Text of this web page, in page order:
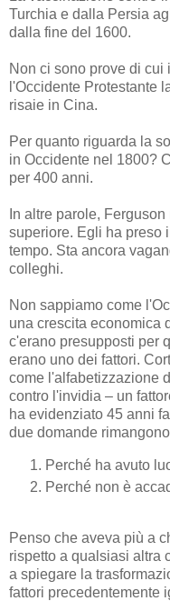
Turchia e dalla Persia
dalla fine del 1600.
Non ci sono prove di
l'Occidente Protestante
risaie in Cina.
Per quanto riguarda la
in Occidente nel 1800?
per 400 anni.
In altre parole,
superiore. Egli ha preso
tempo. Sta ancora
colleghi.
Non sappiamo come
una crescita economica
c'erano presupposti per
erano uno dei fattori.
come l'alfabetizzazione
contro l'invidia – un
ha evidenziato 45 anni
due domande
Perché ha avuto
Perché non è
Penso che aveva più a
rispetto a qualsiasi altra
a spiegare la
fattori precedentemente